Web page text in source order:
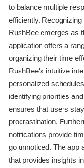
to balance multiple
efficiently.
RushBee emerges as
application offers a
organizing their time
RushBee's intuitive
personalized
identifying priorities
ensures that users
procrastination.
notifications provide
go unnoticed. The app
that provides insights